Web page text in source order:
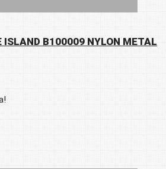
B100009 NYLON METAL